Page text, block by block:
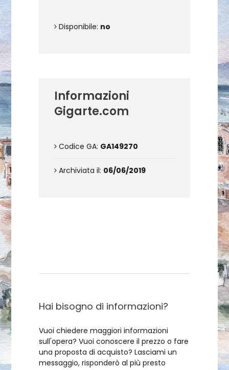
Disponibile: no
Informazioni
Gigarte.com
Codice GA: GA149270
Archiviata il: 06/06/2019
Hai bisogno di informazioni?
Vuoi chiedere maggiori informazioni
sull'opera? Vuoi conoscere il prezzo o fare
una proposta di acquisto? Lasciami un
messaggio, risponderò al più presto